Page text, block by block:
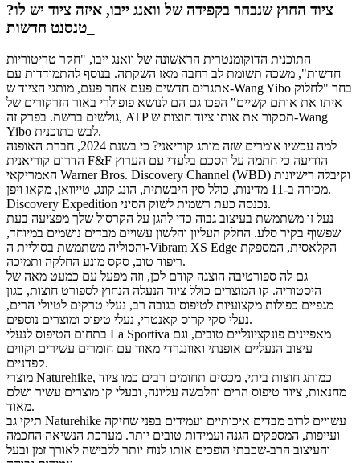
ציוד החוץ שנבחר בקפידה של וואנג ייבו, איזה ציוד יש לו?
_טנסנט חדשות
התוכנית הדוקומנטרית הראשונה של וואנג ייבו, "חקר טריטוריות
חדשות", משכה תשומת לב רחבה מאז השקתה. בנוסף להתמודדות עם
אתגרים חדשים פעם אחר פעם, מותגי הציוד ש-Wang Yibo בחר "לחלוק
איתו את אותם קשיים" הפכו גם הם לנושא פופולרי באור הזרקורים של
גולשים ברשת. בפרק זה, ATP תסקור את אותו ציוד חוצות ש-Wang
Yibo לבש בתוכנית.
למה עכשיו אומרים שזה מותג קוריאני? כי בשנת 2024, חברת האופנה
הדרום קוריאנית F&F הודיעה כי חתמה על הסכם בלעדי עם הערוץ
האמריקאי Warner Bros. Discovery Channel (WBD) וקיבלה רישיונות
מכירה ב-11 מדינות, כולל סין היבשתית, הונג קונג, טייוואן, מקאו ויפן.
Discovery Expedition נכנסה כעת רשמית לשוק הסיני.
נעל זו משתמשת בעיצוב גבוה כדי להגן על הקרסול שלך מפציעה בעת
שפשוף בקיר סלע. החלק העליון והלשון עשויים מבדים נושמים במיוחד,
והסוליה משתמשת בסוליית ה-Vibram XS Edge הקלאסית, המספקת
ריפוד טוב, סקס מונע החלקה ותמיכה.
גם לה ספורטיבה הוצגה קודם לכן, וזה מפעל עם כמעט מאה של
היסטוריה. קו המוצרים כולל ציוד הנעלה הנחוץ לספורט חוצות, כגון
מגפיים כפולות מקצועיות לטיפוס בגובה רב, נעלי טרקים לטיולי הרים,
נעלי סקי קרוס קאנטרי, נעלי טיפוס ומוצרים נוספים.
בתחום הטיפוס לנעלי La Sportiva מאפיינים פונקציונליים טובים, וגם
עיצוב הנעליים אופנתי ואוונגרדי מאוד עם חומרים עשירים וקווים
קפדניים.
מוצרי Naturehike, כמותג חוצות ביתי, מכסים תחומים רבים כמו ציוד
מחנאות, ציוד טיפוס הרים והלבשה עליונה, ובעלי קו מוצרים עשיר ושלם
מאוד.
תיקי גב Naturehike עשויים לרוב מבדים איכותיים ועמידים בפני שחיקה
ועייפות, המספקים הגנה ועמידות טובים יותר. מערכת הנשיאה החכמה
והעיצוב הרב-שכבתי הופכים אותו לנוח יותר ללבישה לאורך זמן ובעל